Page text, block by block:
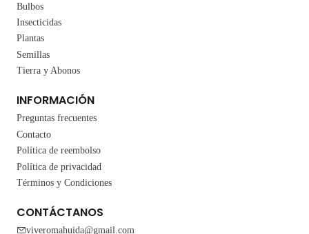
Bulbos
Insecticidas
Plantas
Semillas
Tierra y Abonos
INFORMACIÓN
Preguntas frecuentes
Contacto
Política de reembolso
Política de privacidad
Términos y Condiciones
CONTÁCTANOS
viveromahuida@gmail.com